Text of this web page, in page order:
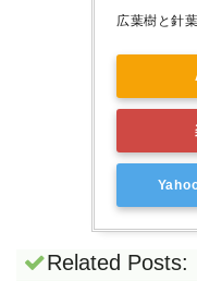
広葉樹と針
Related Posts: